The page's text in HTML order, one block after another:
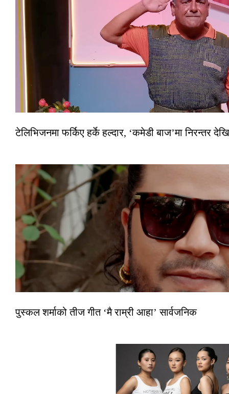
टेलिभिजनमा फर्किए हर्के हल्दार, ‘कमेडी बाज’मा निरन्तर
पुस्कल शर्माको तीज गीत ‘मै राम्री आहा’ सार्वजनिक